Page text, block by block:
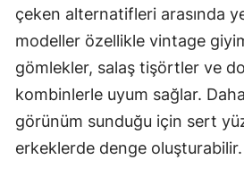
çeken alternatifleri arasında
modeller özellikle vintage
gömlekler, salaş tişörtler ve
kombinlerle uyum sağlar.
görünüm sunduğu için sert
erkeklerde denge oluşturabilir.